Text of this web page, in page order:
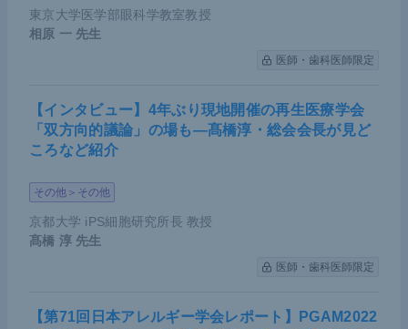
東京大学医学部眼科学教室教授
相原 一 先生
医師・歯科医師限定
【インタビュー】4年ぶり現地開催の再生医療学会
「双方向的議論」の場も―髙橋淳・総会会長が見ど
ころなど紹介
その他＞その他
京都大学 iPS細胞研究所長 教授
髙橋 淳 先生
医師・歯科医師限定
【第71回日本アレルギー学会レポート】PGAM2022